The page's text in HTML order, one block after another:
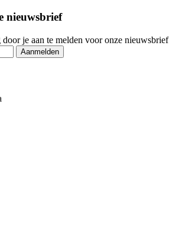
nieuwsbrief
je aan te melden voor onze nieuwsbrief
Aanmelden